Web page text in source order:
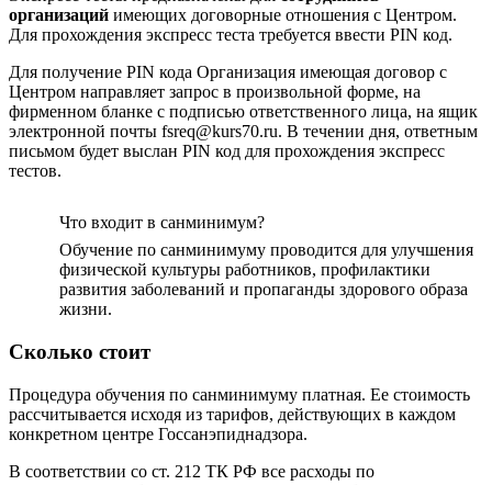
организаций имеющих договорные отношения с Центром.
Для прохождения экспресс теста требуется ввести PIN код.
Для получение PIN кода Организация имеющая договор с
Центром направляет запрос в произвольной форме, на
фирменном бланке с подписью ответственного лица, на ящик
электронной почты fsreq@kurs70.ru. В течении дня, ответным
письмом будет выслан PIN код для прохождения экспресс
тестов.
Что входит в санминимум?
Обучение по санминимуму проводится для улучшения
физической культуры работников, профилактики
развития заболеваний и пропаганды здорового образа
жизни.
Сколько стоит
Процедура обучения по санминимуму платная. Ее стоимость
рассчитывается исходя из тарифов, действующих в каждом
конкретном центре Госсанэпиднадзора.
В соответствии со ст. 212 ТК РФ все расходы по